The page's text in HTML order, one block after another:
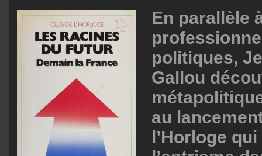
En parallèle
politiques,
Gallou
au
l’Horloge